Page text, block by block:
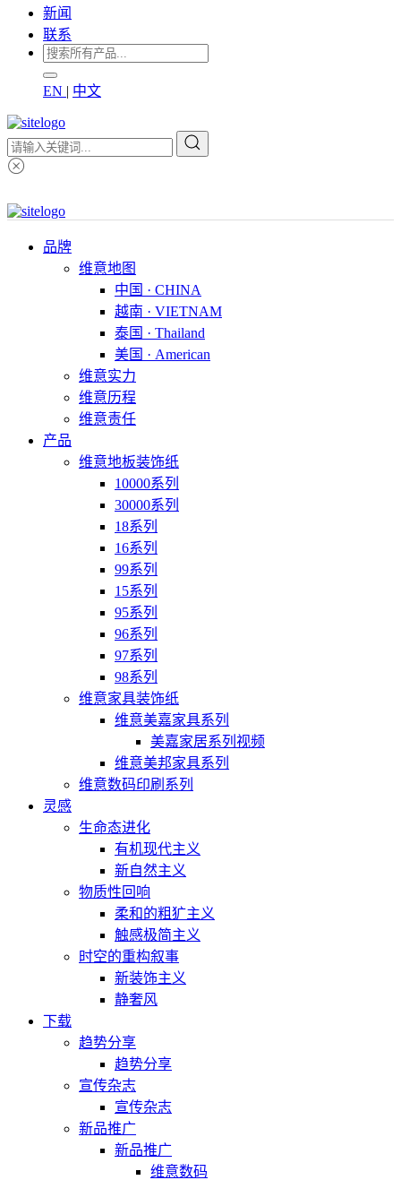
新闻
联系
EN | 中文
品牌
维意地图
中国 · CHINA
越南 · VIETNAM
泰国 · Thailand
美国 · American
维意实力
维意历程
维意责任
产品
维意地板装饰纸
10000系列
30000系列
18系列
16系列
99系列
15系列
95系列
96系列
97系列
98系列
维意家具装饰纸
维意美嘉家具系列
美嘉家居系列视频
维意美邦家具系列
维意数码印刷系列
灵感
生命态进化
有机现代主义
新自然主义
物质性回响
柔和的粗犷主义
触感极简主义
时空的重构叙事
新装饰主义
静奢风
下载
趋势分享
趋势分享
宣传杂志
宣传杂志
新品推广
新品推广
维意数码